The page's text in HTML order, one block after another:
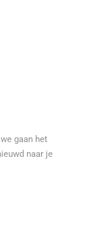
gaan het
naar je